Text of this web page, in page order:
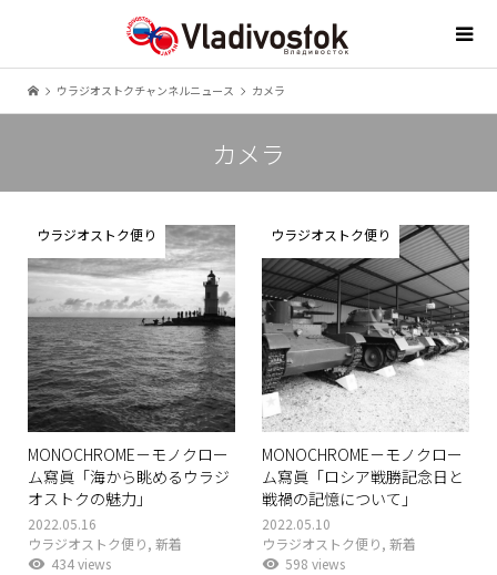
ウラジオストクチャンネルニュース カメラ
カメラ
ウラジオストク便り
MONOCHROME－モノクロー
ム寫眞「海から眺めるウラジ
オストクの魅力」
2022.05.16
ウラジオストク便り, 新着
434 views
ウラジオストク便り
MONOCHROME－モノクロー
ム寫眞「ロシア戦勝記念日と
戦禍の記憶について」
2022.05.10
ウラジオストク便り,新着
598 views